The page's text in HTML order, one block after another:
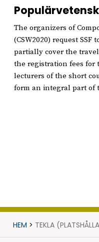
The organizers of
(CSW2020) request
partially cover the
the registration fees for
lecturers of the short
form an integral part of
HEM > TEKLA